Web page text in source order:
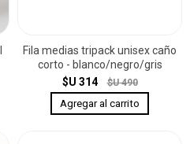
Fila medias tripack unisex caño
corto - blanco/negro/gris
$U 314
$U 490